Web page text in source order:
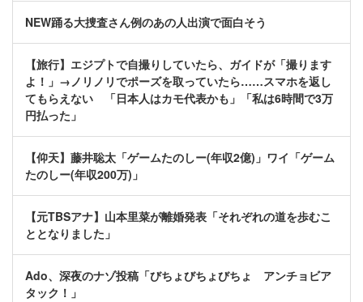
NEW踊る大捜査さん例のあの人出演で面白そう
【旅行】エジプトで自撮りしていたら、ガイドが「撮ります
よ！」→ノリノリでポーズを取っていたら……スマホを返し
てもらえない 「日本人はカモ代表かも」「私は6時間で3万
円払った」
【仰天】藤井聡太「ゲームたのしー(年収2億)」ワイ「ゲーム
たのしー(年収200万)」
【元TBSアナ】山本里菜が離婚発表「それぞれの道を歩むこ
ととなりました」
Ado、深夜のナゾ投稿「びちょびちょびちょ アンチョビア
タック！」